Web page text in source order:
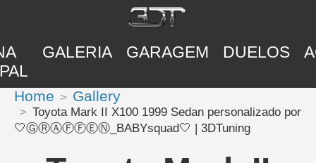
GALERIA GARAGEM DUELOS
Home Gallery
Toyota Mark II X100 1999 Sedan personalizado por
🤍ⒼⓇⒶⒻⒻⒺⓃ_BABYsquad🤍 | 3DTuning